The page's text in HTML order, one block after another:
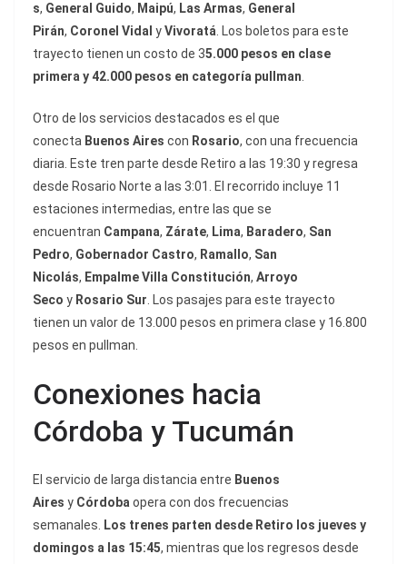
s, General Guido, Maipú, Las Armas, General
Pirán, Coronel Vidal yVivoratá. Los boletos para este
trayecto tienen un costo de 35.000 pesos en clase
primera y 42.000 pesos en categoría pullman.
Otro de los servicios destacados es el que
conecta Buenos Aires con Rosario, con una frecuencia
diaria. Este tren parte desde Retiro a las 19:30 y regresa
desde Rosario Norte a las 3:01. El recorrido incluye 11
estaciones intermedias, entre las que se
encuentran Campana, Zárate, Lima, Baradero, San
Pedro, Gobernador Castro, Ramallo, San
Nicolás, Empalme Villa Constitución, Arroyo
Seco y Rosario Sur. Los pasajes para este trayecto
tienen un valor de 13.000 pesos en primera clase y 16.800
pesos en pullman.
Conexiones hacia
Córdoba y Tucumán
El servicio de larga distancia entre Buenos
Aires y Córdobaopera con dos frecuencias
semanales. Los trenes parten desde Retiro los jueves y
domingos a las 15:45, mientras que los regresos desde